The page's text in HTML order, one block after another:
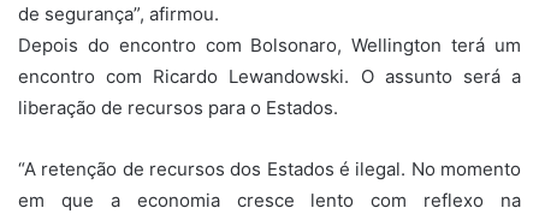
de segurança”, afirmou.
Depois do encontro com Bolsonaro, Wellington terá um
encontro com Ricardo Lewandowski. O assunto será a
liberação de recursos para o Estados.
“A retenção de recursos dos Estados é ilegal. No momento
em que a economia cresce lento com reflexo na